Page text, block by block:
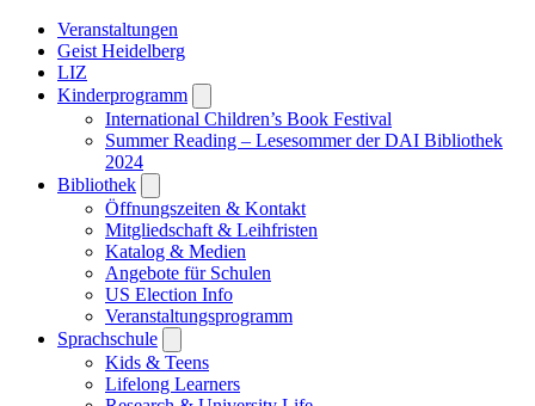
Veranstaltungen
Geist Heidelberg
LIZ
Kinderprogramm
submenu
International Children’s Book Festival
Summer Reading – Lesesommer der DAI Bibliothek
2024
Bibliothek
submenu
Öffnungszeiten & Kontakt
Mitgliedschaft & Leihfristen
Katalog & Medien
Angebote für Schulen
US Election Info
Veranstaltungsprogramm
Sprachschule
submenu
Kids & Teens
Lifelong Learners